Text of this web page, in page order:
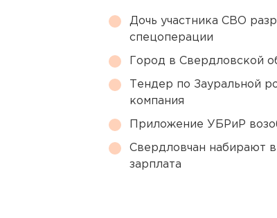
Дочь участника СВО
спецоперации
Город в Свердловской
Тендер по Зауральной
компания
Приложение УБРиР
Свердловчан набирают
зарплата